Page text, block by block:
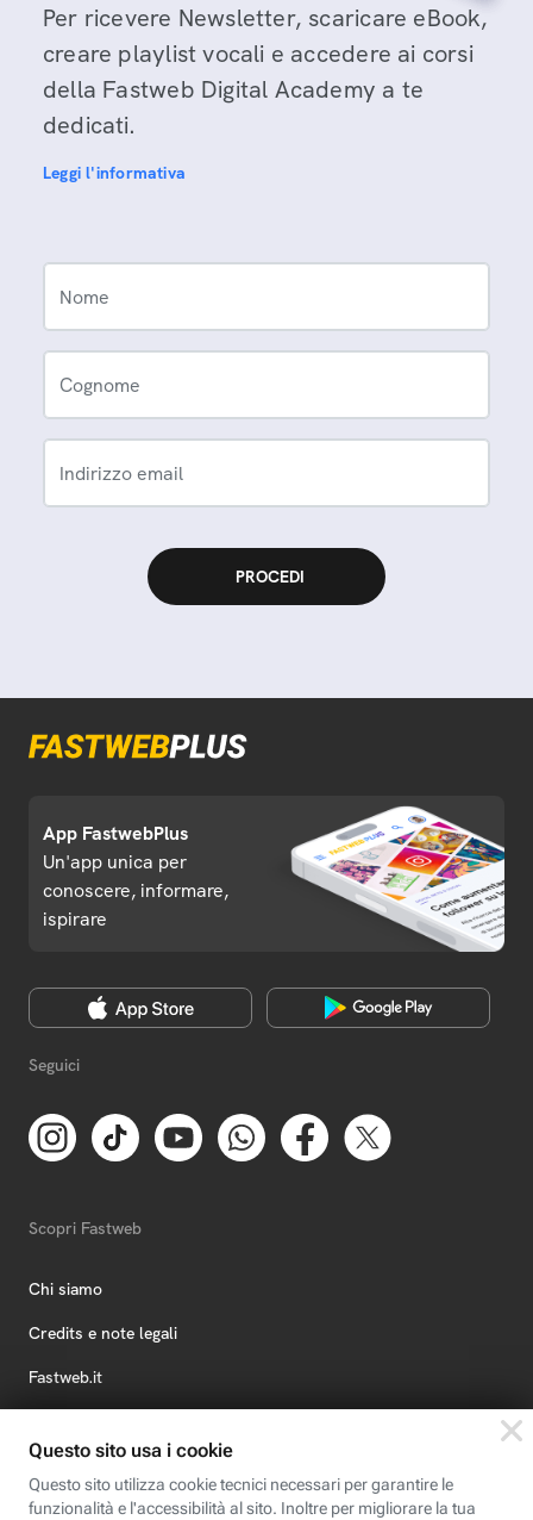
Per ricevere Newsletter, scaricare eBook,
creare playlist vocali e accedere ai corsi
della Fastweb Digital Academy a te
dedicati.
Leggi l'informativa
Nome
Cognome
Indirizzo email
App FastwebPlus
Un'app unica per
conoscere, informare,
ispirare
Seguici
Scopri Fastweb
Chi siamo
Credits e note legali
Fastweb.it
Fastweb Digital Academy